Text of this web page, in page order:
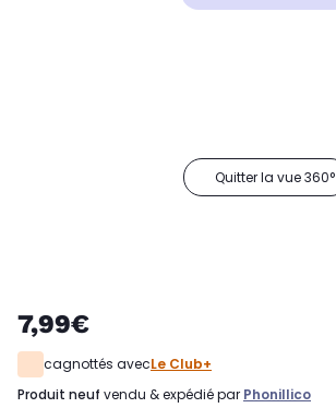
Quitter la vue 360°
7,99€
cagnottés avecLe Club+
produit neuf vendu & expédié par Phonillico